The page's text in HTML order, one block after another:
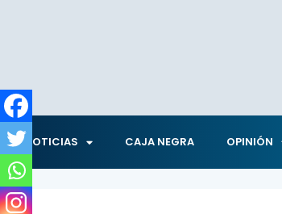
NOTICIAS CAJA NEGRA OPINIÓN